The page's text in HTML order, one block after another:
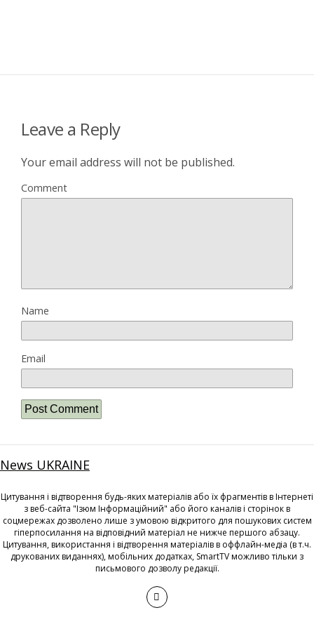
Leave a Reply
Your email address will not be published.
Comment
Name
Email
News UKRAINE
Цитування і відтворення будь-яких матеріалів або їх фрагментів в Інтернеті
з веб-сайта "Ізюм Інформаційний" або його каналів і сторінок в
соцмережах дозволено лише з умовою відкритого для пошукових систем
гіперпосилання на відповідний матеріал не нижче першого абзацу.
Цитування, використання і відтворення матеріалів в оффлайн-медіа (в т.ч.
друкованих виданнях), мобільних додатках, SmartTV можливо тільки з
письмового дозволу редакції.